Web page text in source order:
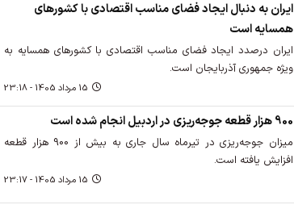
ایران به دنبال ایجاد فضای مناسب اقتصادی با کشورهای
همسایه است
ایران درصدد ایجاد فضای مناسب اقتصادی با کشورهای همسایه به
ویژه جمهوری آذربایجان است.
15 مرداد 1405 - 23:18
900 هزار قطعه جوجه‌ریزی در اردبیل انجام شده است
میزان جوجه‌ریزی در تیرماه سال جاری به بیش از 900 هزار قطعه
افزایش یافته است.
15 مرداد 1405 - 23:17